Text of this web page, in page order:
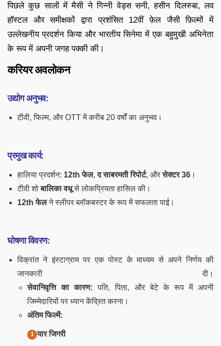
पिछले कुछ सालों में मैसी ने गिन्नी वेड्स सनी, हसीन दिलरुबा, लव
हॉस्टल और समीक्षकों द्वारा प्रशंसित 12वीं फ़ेल जैसी फ़िल्मों में
उल्लेखनीय प्रदर्शन किया और भारतीय सिनेमा में एक बहुमुखी अभिनेता
के रूप में अपनी जगह पक्की की।
करियर अवलोकन
उद्योग अनुभव:
टीवी, फिल्म, और OTT में करीब 20 वर्षों का अनुभव।
प्रमुख कार्य:
हालिया प्रदर्शन: 12th फेल,द साबरमती रिपोर्ट, औरसेक्टर 36 ।
टीवी शोबालिका वधूसे लोकप्रियता हासिल की।
12th फेलने स्लीपर ब्लॉकबस्टर के रूप में सफलता पाई।
घोषणा विवरण:
विक्रांत ने इंस्टाग्राम पर एक पोस्ट के माध्यम से अपने निर्णय की
जानकारी दी।
सेवानिवृत्ति का कारण: पति, पिता, और बेटे के रूप में अपनी
जिम्मेदारियों पर ध्यान केंद्रित करना।
अंतिम फिल्में:
यार जिगरी